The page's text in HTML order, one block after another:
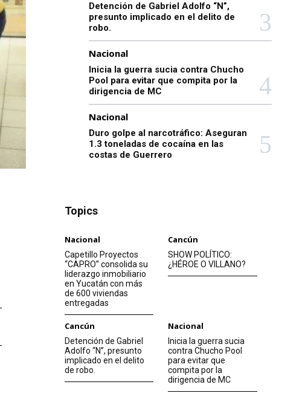
Detención de Gabriel Adolfo “N”,
presunto implicado en el delito de
robo.
Nacional
Inicia la guerra sucia contra Chucho
Pool para evitar que compita por la
dirigencia de MC
Nacional
Duro golpe al narcotráfico: Aseguran
1.3 toneladas de cocaína en las
costas de Guerrero
Topics
Nacional
Capetillo Proyectos
“CAPRO” consolida su
liderazgo inmobiliario
en Yucatán con más
de 600 viviendas
entregadas
Cancún
SHOW POLÍTICO:
¿HÉROE O VILLANO?
Cancún
Detención de Gabriel
Adolfo “N”, presunto
implicado en el delito
de robo.
Nacional
Inicia la guerra sucia
contra Chucho Pool
para evitar que
compita por la
dirigencia de MC